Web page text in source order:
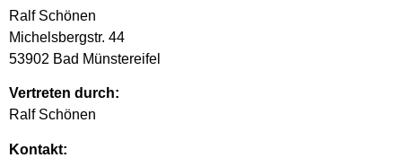
Ralf Schönen
Michelsbergstr. 44
53902 Bad Münstereifel
Vertreten durch:
Ralf Schönen
Kontakt: